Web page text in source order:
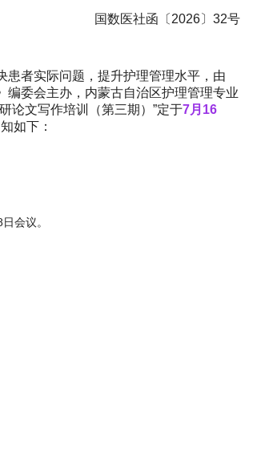
国数医社函〔2026〕32号
患者实际问题，提升护理管理水平，由
编委会主办，内蒙古自治区护理管理专业
论文写作培训（第三期）”定于7月16
如下：
会议。